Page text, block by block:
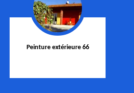
Peinture extérieure 66